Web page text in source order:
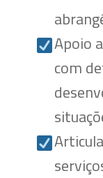
Apoio
com